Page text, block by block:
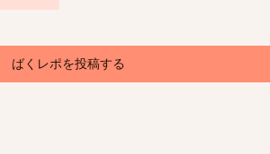
ばくレポを投稿する